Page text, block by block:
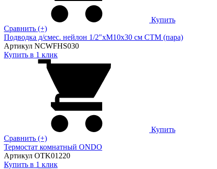
Купить
Сравнить (+)
Подводка д/смес. нейлон 1/2"xM10x30 см CTM (пара)
Артикул NCWFHS030
Купить в 1 клик
Купить
Сравнить (+)
Термостат комнатный ONDO
Артикул OTK01220
Купить в 1 клик